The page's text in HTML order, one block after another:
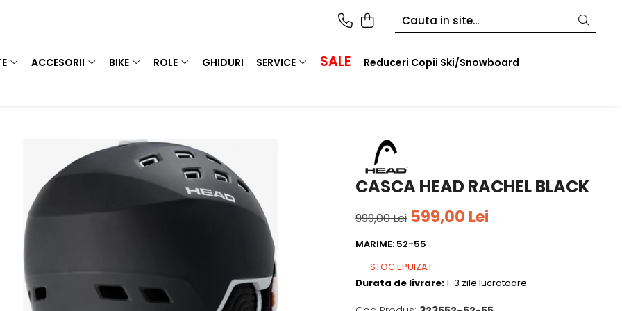
ACCESORII BIKE ROLE GHIDURI SERVICE SALE Reduceri Copii Ski/Snowboard
CASCA HEAD RACHEL BLACK
999,00 Lei 599,00 Lei
MARIME: 52-55
STOC EPUIZAT
Durata de livrare:1-3 zile lucratoare